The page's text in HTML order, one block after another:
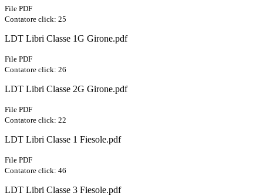
File PDF
Contatore click: 25
LDT Libri Classe 1G Girone.pdf
File PDF
Contatore click: 26
LDT Libri Classe 2G Girone.pdf
File PDF
Contatore click: 22
LDT Libri Classe 1 Fiesole.pdf
File PDF
Contatore click: 46
LDT Libri Classe 3 Fiesole.pdf